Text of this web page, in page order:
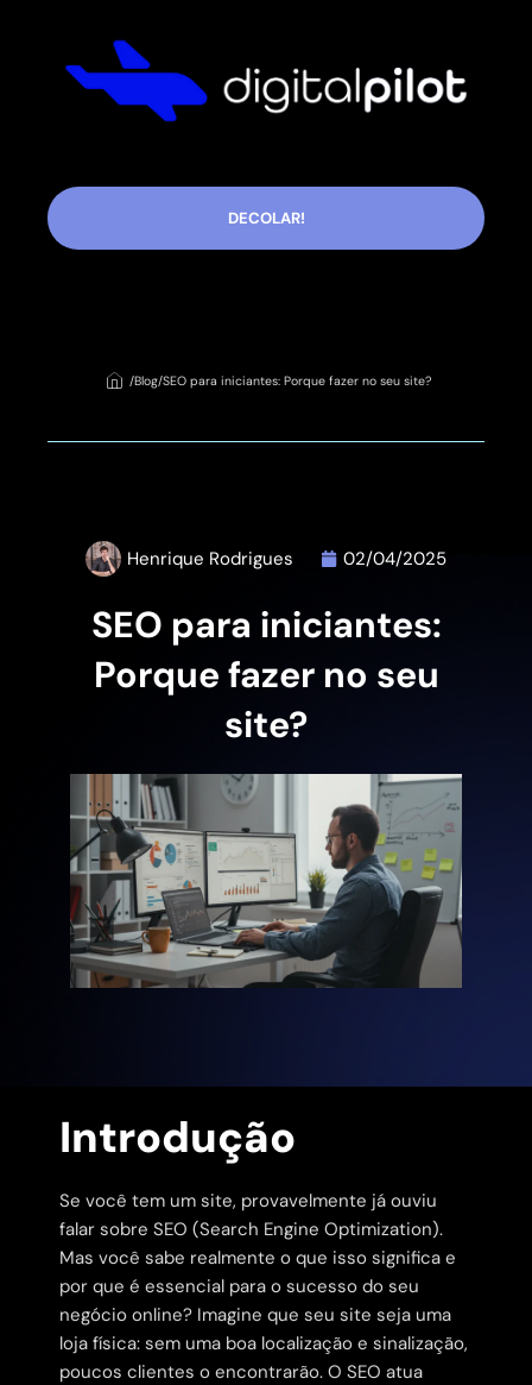
DECOLAR!
/Blog/SEO para iniciantes: Porque fazer no seu site?
Henrique Rodrigues 02/04/2025
SEO para iniciantes:
Porque fazer no seu
site?
Introdução
Se você tem um site, provavelmente já ouviu
falar sobre SEO (Search Engine Optimization).
Mas você sabe realmente o que isso significa e
por que é essencial para o sucesso do seu
negócio online? Imagine que seu site seja uma
loja física: sem uma boa localização e sinalização,
poucos clientes o encontrarão. O SEO atua